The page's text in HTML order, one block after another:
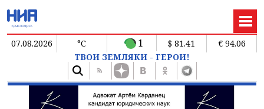
07.08.2026 °C 1 $ 81.41
€ 94.06
ТВОИ ЗЕМЛЯКИ - ГЕРОИ!